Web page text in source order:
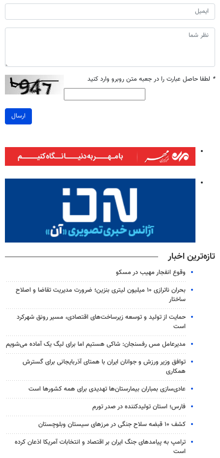
* لطفا حاصل عبارت را در جعبه متن روبرو وارد کنید
ارسال
تازه‌ترین اخبار
وقوع انفجار مهیب در مسکو
بحران ناترازی ۱۰ میلیون لیتری بنزین؛ ضرورت مدیریت تقاضا و اصلاح
ساختار
حمایت از تولید و توسعه زیرساخت‌های اقتصادی، مسیر رونق شهرکرد
است
مدیرعامل مس رفسنجان: شاکی هستیم اما برای لیگ یک آماده می‌شویم
توافق وزیر ورزش و جوانان ایران با همتای آذربایجانی برای گسترش
همکاری
عادی‌سازی بمباران بیمارستان‌ها تهدیدی برای همه کشورها است
فارس؛ استان تولیدکننده در صدر تورم
کشف ۱۰ قبضه سلاح جنگی در مرزهای سیستان وبلوچستان
ترامپ به پیامدهای جنگ ایران بر اقتصاد و انتخابات آمریکا اذعان کرده
است